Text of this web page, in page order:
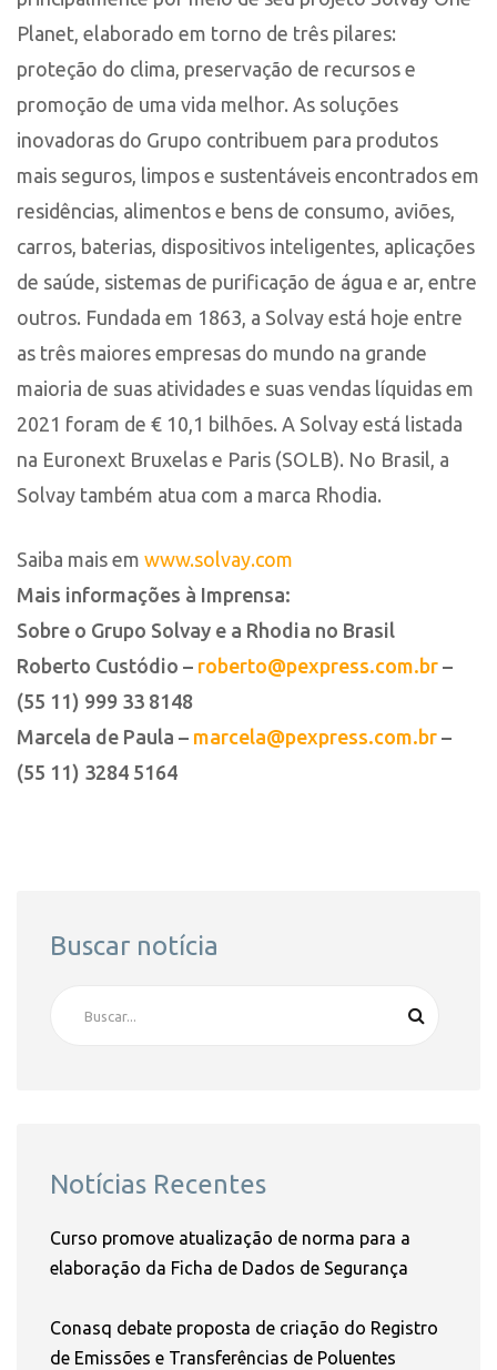
Planet, elaborado em torno de três pilares:
proteção do clima, preservação de recursos e
promoção de uma vida melhor. As soluções
inovadoras do Grupo contribuem para produtos
mais seguros, limpos e sustentáveis encontrados em
residências, alimentos e bens de consumo, aviões,
carros, baterias, dispositivos inteligentes, aplicações
de saúde, sistemas de purificação de água e ar, entre
outros. Fundada em 1863, a Solvay está hoje entre
as três maiores empresas do mundo na grande
maioria de suas atividades e suas vendas líquidas em
2021 foram de € 10,1 bilhões. A Solvay está listada
na Euronext Bruxelas e Paris (SOLB). No Brasil, a
Solvay também atua com a marca Rhodia.
Saiba mais em www.solvay.com
Mais informações à Imprensa:
Sobre o Grupo Solvay e a Rhodia no Brasil
Roberto Custódio – roberto@pexpress.com.br –
(55 11) 999 33 8148
Marcela de Paula – marcela@pexpress.com.br –
(55 11) 3284 5164
Buscar notícia
Notícias Recentes
Curso promove atualização de norma para a
elaboração da Ficha de Dados de Segurança
Conasq debate proposta de criação do Registro
de Emissões e Transferências de Poluentes